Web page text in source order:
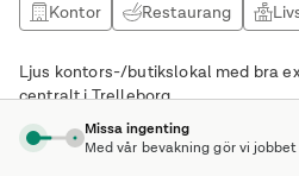
Kontor Restaurang
Ljus kontors-/butikslokal med bra
centralt i Trelleborg.
Missa ingenting
Med vår bevakning gör vi